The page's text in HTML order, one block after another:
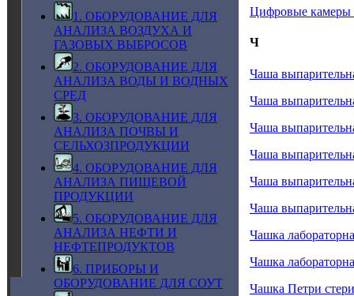
1. ОБОРУДОВАНИЕ ДЛЯ
АНАЛИЗА ВОЗДУХА И
ГАЗОВЫХ ВЫБРОСОВ
2. ОБОРУДОВАНИЕ ДЛЯ
АНАЛИЗА ВОДЫ И ВОДНЫХ
СРЕД
3. ОБОРУДОВАНИЕ ДЛЯ
АНАЛИЗА ПОЧВЫ И
СЕЛЬХОЗПРОДУКЦИИ
4. ОБОРУДОВАНИЕ ДЛЯ
АНАЛИЗА ПИЩЕВОЙ
ПРОДУКЦИИ
5. ОБОРУДОВАНИЕ ДЛЯ
АНАЛИЗА НЕФТИ И
НЕФТЕПРОДУКТОВ
6. ПРИБОРЫ И
ОБОРУДОВАНИЕ ДЛЯ СОУТ
Цифровые камеры
Ч
Чаша
Чаша
Чаша
Чаша
Чаша
Чаша
Чашка
Чашка
Чашка Петри